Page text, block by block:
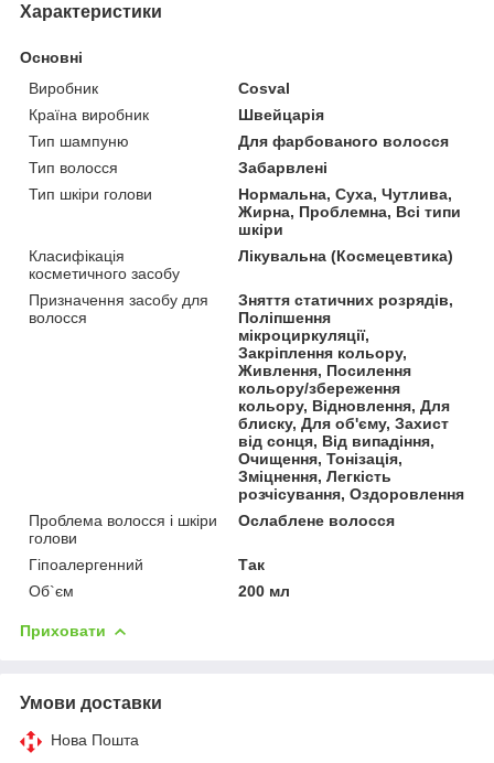
Характеристики
Основні
Виробник
Cosval
Країна виробник
Швейцарія
Тип шампуню
Для фарбованого волосся
Тип волосся
Забарвлені
Тип шкіри голови
Нормальна, Суха, Чутлива,
Жирна, Проблемна, Всі типи
шкіри
Класифікація
косметичного засобу
Лікувальна (Космецевтика)
Призначення засобу для
волосся
Зняття статичних розрядів,
Поліпшення
мікроциркуляції,
Закріплення кольору,
Живлення, Посилення
кольору/збереження
кольору, Відновлення, Для
блиску, Для об'єму, Захист
від сонця, Від випадіння,
Очищення, Тонізація,
Зміцнення, Легкість
розчісування, Оздоровлення
Проблема волосся і шкіри
голови
Ослаблене волосся
Гіпоалергенний
Так
Об`єм
200 мл
Приховати
Умови доставки
Нова Пошта